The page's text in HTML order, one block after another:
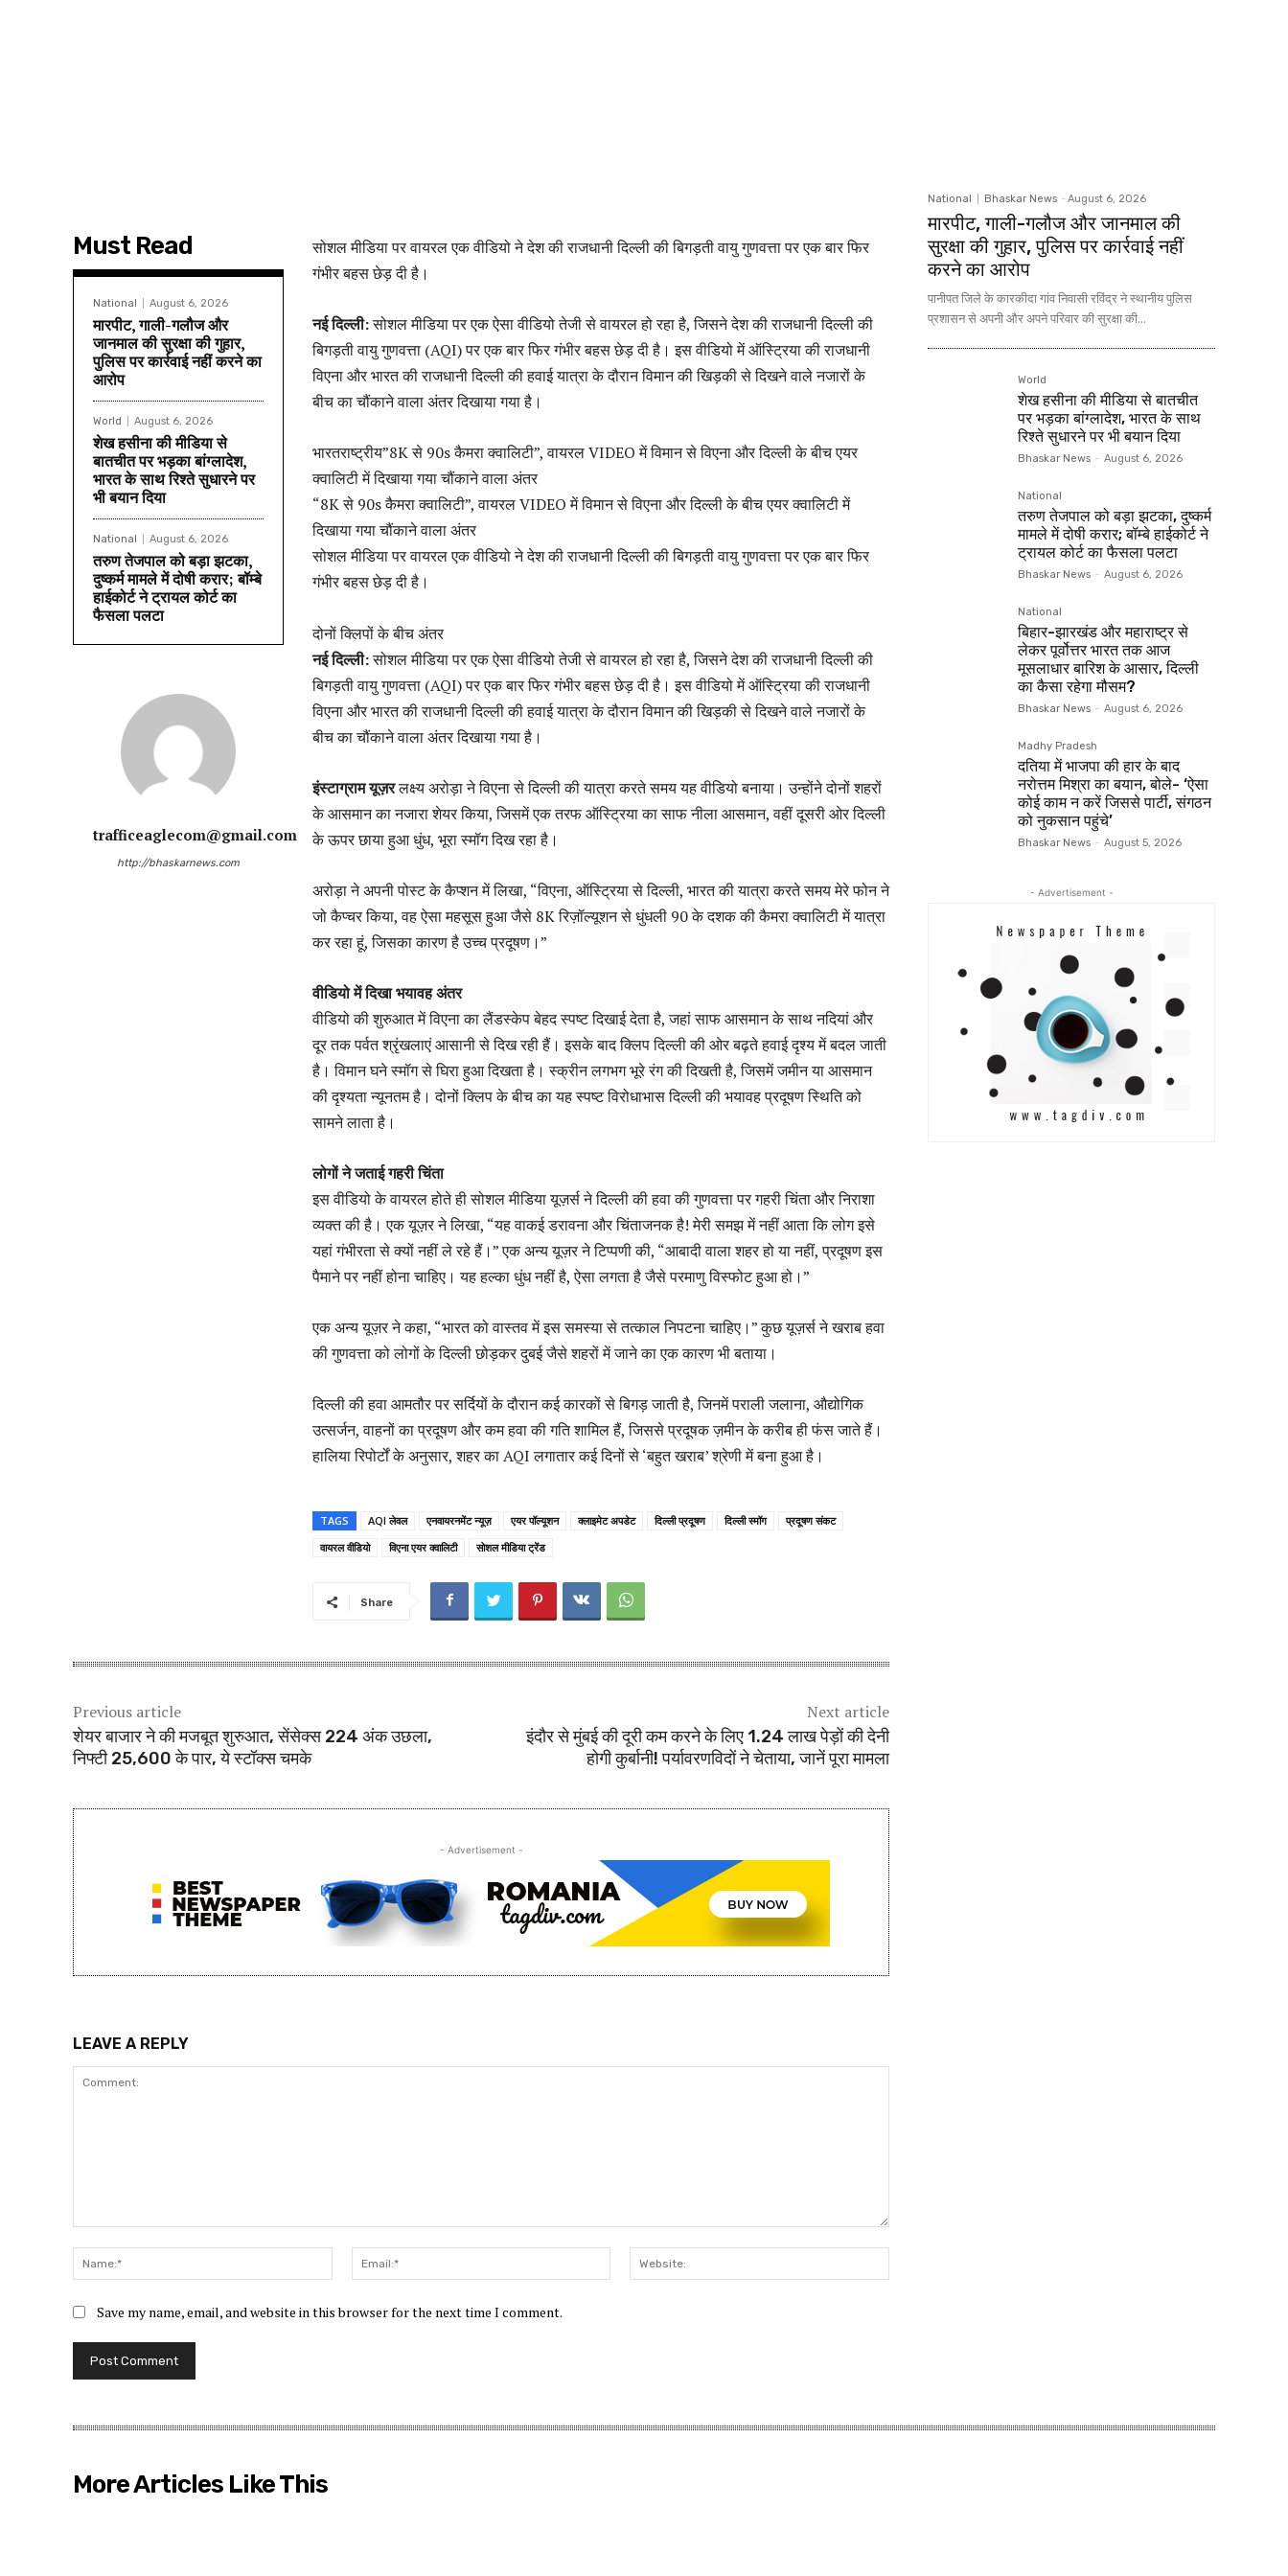
Must Read
National August 6, 2026
मारपीट, गाली-गलौज और
जानमाल की सुरक्षा की गुहार,
पुलिस पर कार्रवाई नहीं करने का
आरोप
World August 6, 2026
शेख हसीना की मीडिया से
बातचीत पर भड़का बांग्लादेश,
भारत के साथ रिश्ते सुधारने पर
भी बयान दिया
National August 6, 2026
तरुण तेजपाल को बड़ा झटका,
दुष्कर्म मामले में दोषी करार; बॉम्बे
हाईकोर्ट ने ट्रायल कोर्ट का
फैसला पलटा
trafficeaglecom@gmail.com
http://bhaskarnews.com
सोशल मीडिया पर वायरल एक वीडियो ने देश की राजधानी दिल्ली की बिगड़ती वायु गुणवत्ता पर एक बार फिर
गंभीर बहस छेड़ दी है।
नई दिल्ली:सोशल मीडिया पर एक ऐसा वीडियो तेजी से वायरल हो रहा है, जिसने देश की राजधानी दिल्ली की
बिगड़ती वायु गुणवत्ता (AQI) पर एक बार फिर गंभीर बहस छेड़ दी है। इस वीडियो में ऑस्ट्रिया की राजधानी
विएना और भारत की राजधानी दिल्ली की हवाई यात्रा के दौरान विमान की खिड़की से दिखने वाले नजारों के
बीच का चौंकाने वाला अंतर दिखाया गया है।
भारतराष्ट्रीय”8K से 90s कैमरा क्वालिटी”, वायरल VIDEO में विमान से विएना और दिल्ली के बीच एयर
क्वालिटी में दिखाया गया चौंकाने वाला अंतर
“8K से 90s कैमरा क्वालिटी”, वायरल VIDEO में विमान से विएना और दिल्ली के बीच एयर क्वालिटी में
दिखाया गया चौंकाने वाला अंतर
सोशल मीडिया पर वायरल एक वीडियो ने देश की राजधानी दिल्ली की बिगड़ती वायु गुणवत्ता पर एक बार फिर
गंभीर बहस छेड़ दी है।
दोनों क्लिपों के बीच अंतर
नई दिल्ली:सोशल मीडिया पर एक ऐसा वीडियो तेजी से वायरल हो रहा है, जिसने देश की राजधानी दिल्ली की
बिगड़ती वायु गुणवत्ता (AQI) पर एक बार फिर गंभीर बहस छेड़ दी है। इस वीडियो में ऑस्ट्रिया की राजधानी
विएना और भारत की राजधानी दिल्ली की हवाई यात्रा के दौरान विमान की खिड़की से दिखने वाले नजारों के
बीच का चौंकाने वाला अंतर दिखाया गया है।
इंस्टाग्राम यूज़रलक्ष्य अरोड़ा ने विएना से दिल्ली की यात्रा करते समय यह वीडियो बनाया। उन्होंने दोनों शहरों
के आसमान का नजारा शेयर किया, जिसमें एक तरफ ऑस्ट्रिया का साफ नीला आसमान, वहीं दूसरी ओर दिल्ली
के ऊपर छाया हुआ धुंध, भूरा स्मॉग दिख रहा है।
अरोड़ा ने अपनी पोस्ट के कैप्शन में लिखा, “विएना, ऑस्ट्रिया से दिल्ली, भारत की यात्रा करते समय मेरे फोन ने
जो कैप्चर किया, वह ऐसा महसूस हुआ जैसे 8K रिज़ॉल्यूशन से धुंधली 90 के दशक की कैमरा क्वालिटी में यात्रा
कर रहा हूं, जिसका कारण है उच्च प्रदूषण।”
वीडियो में दिखा भयावह अंतर
वीडियो की शुरुआत में विएना का लैंडस्केप बेहद स्पष्ट दिखाई देता है, जहां साफ आसमान के साथ नदियां और
दूर तक पर्वत श्रृंखलाएं आसानी से दिख रही हैं। इसके बाद क्लिप दिल्ली की ओर बढ़ते हवाई दृश्य में बदल जाती
है। विमान घने स्मॉग से घिरा हुआ दिखता है। स्क्रीन लगभग भूरे रंग की दिखती है, जिसमें जमीन या आसमान
की दृश्यता न्यूनतम है। दोनों क्लिप के बीच का यह स्पष्ट विरोधाभास दिल्ली की भयावह प्रदूषण स्थिति को
सामने लाता है।
लोगों ने जताई गहरी चिंता
इस वीडियो के वायरल होते ही सोशल मीडिया यूज़र्स ने दिल्ली की हवा की गुणवत्ता पर गहरी चिंता और निराशा
व्यक्त की है। एक यूज़र ने लिखा, “यह वाकई डरावना और चिंताजनक है! मेरी समझ में नहीं आता कि लोग इसे
यहां गंभीरता से क्यों नहीं ले रहे हैं।” एक अन्य यूज़र ने टिप्पणी की, “आबादी वाला शहर हो या नहीं, प्रदूषण इस
पैमाने पर नहीं होना चाहिए। यह हल्का धुंध नहीं है, ऐसा लगता है जैसे परमाणु विस्फोट हुआ हो।”
एक अन्य यूज़र ने कहा, “भारत को वास्तव में इस समस्या से तत्काल निपटना चाहिए।” कुछ यूज़र्स ने खराब हवा
की गुणवत्ता को लोगों के दिल्ली छोड़कर दुबई जैसे शहरों में जाने का एक कारण भी बताया।
दिल्ली की हवा आमतौर पर सर्दियों के दौरान कई कारकों से बिगड़ जाती है, जिनमें पराली जलाना, औद्योगिक
उत्सर्जन, वाहनों का प्रदूषण और कम हवा की गति शामिल हैं, जिससे प्रदूषक ज़मीन के करीब ही फंस जाते हैं।
हालिया रिपोर्टों के अनुसार, शहर का AQI लगातार कई दिनों से ‘बहुत खराब’ श्रेणी में बना हुआ है।
TAGS AQI लेवल एनवायरनमेंट न्यूज़ एयर पॉल्यूशन क्लाइमेट अपडेट दिल्ली प्रदूषण दिल्ली स्मॉग
प्रदूषण संकट
वायरल वीडियो
विएना एयर क्वालिटी सोशल मीडिया ट्रेंड
Share
Previous article
शेयर बाजार ने की मजबूत शुरुआत, सेंसेक्स 224 अंक उछला,
निफ्टी 25,600 के पार, ये स्टॉक्स चमके
Next article
इंदौर से मुंबई की दूरी कम करने के लिए 1.24 लाख पेड़ों की देनी
होगी कुर्बानी! पर्यावरणविदों ने चेताया, जानें पूरा मामला
- Advertisement -
LEAVE A REPLY
Name:*
Email:*
Save my name, email, and website in this browser for the next time I comment.
National Bhaskar News - August 6, 2026
मारपीट, गाली-गलौज और जानमाल की
सुरक्षा की गुहार, पुलिस पर कार्रवाई नहीं
करने का आरोप
पानीपत जिले के कारकीदा गांव निवासी रविंद्र ने स्थानीय पुलिस
प्रशासन से अपनी और अपने परिवार की सुरक्षा की...
World
शेख हसीना की मीडिया से बातचीत
पर भड़का बांग्लादेश, भारत के साथ
रिश्ते सुधारने पर भी बयान दिया
Bhaskar News - August 6, 2026
National
तरुण तेजपाल को बड़ा झटका, दुष्कर्म
मामले में दोषी करार; बॉम्बे हाईकोर्ट ने
ट्रायल कोर्ट का फैसला पलटा
Bhaskar News - August 6, 2026
National
बिहार-झारखंड और महाराष्ट्र से
लेकर पूर्वोत्तर भारत तक आज
मूसलाधार बारिश के आसार, दिल्ली
का कैसा रहेगा मौसम?
Bhaskar News - August 6, 2026
Madhy Pradesh
दतिया में भाजपा की हार के बाद
नरोत्तम मिश्रा का बयान, बोले- ‘ऐसा
कोई काम न करें जिससे पार्टी, संगठन
को नुकसान पहुंचे’
Bhaskar News - August 5, 2026
- Advertisement -
More Articles Like This